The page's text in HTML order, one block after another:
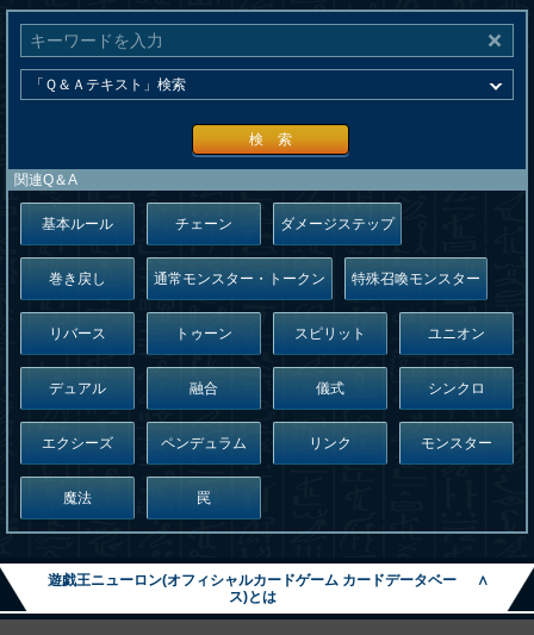
検 索
関連Q＆A
基本ルール チェーン ダメージステップ
巻き戻し 通常モンスター・トークン 特殊召喚モンスター
リバース トゥーン スピリット ユニオン
デュアル 融合 儀式 シンクロ
エクシーズ ペンデュラム リンク モンスター
魔法 罠
遊戯王ニューロン(オフィシャルカードゲーム カードデータベー
ス)とは
∧